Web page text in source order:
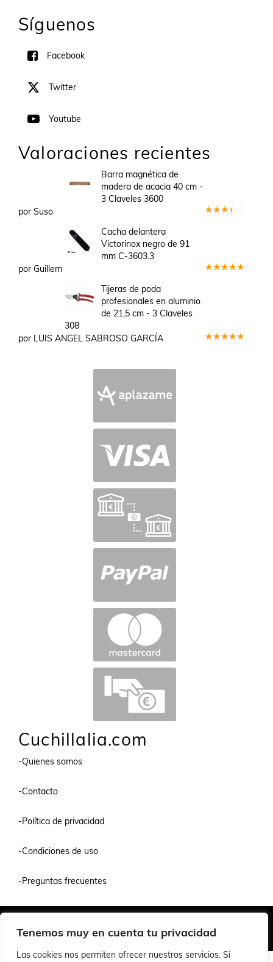
Tenemos muy en cuenta tu privacidad
Las cookies nos permiten ofrecer nuestros servicios. Si
Síguenos
Facebook
Twitter
Youtube
Valoraciones recientes
Barra magnética de
madera de acacia 40 cm -
3 Claveles 3600
por Suso
Cacha delantera
Victorinox negro de 91
mm C-3603.3
por Guillem
Tijeras de poda
profesionales en aluminio
de 21,5 cm - 3 Claveles
308
por LUIS ANGEL SABROSO GARCÍA
Cuchillalia.com
-Quienes somos
-Contacto
-Política de privacidad
-Condiciones de uso
-Preguntas frecuentes
© 2026 Cuchillalia.com